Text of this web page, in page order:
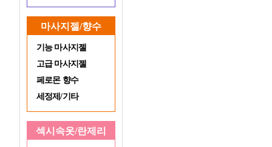
마사지젤/향수
기능 마사지젤
고급 마사지젤
페로몬 향수
세정제/기타
섹시속옷/란제리